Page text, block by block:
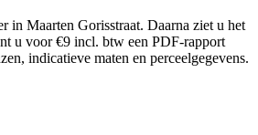
in Maarten Gorisstraat. Daarna ziet u het
u voor €9 incl. btw een PDF-rapport
indicatieve maten en perceelgegevens.